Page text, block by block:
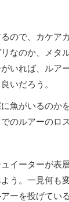
ので、カケア
なのか、メタ
いれば、ルア
いだろう。
魚がいるのか
のルアーのロ
イーターが表
う。一見何も
ーを投げている